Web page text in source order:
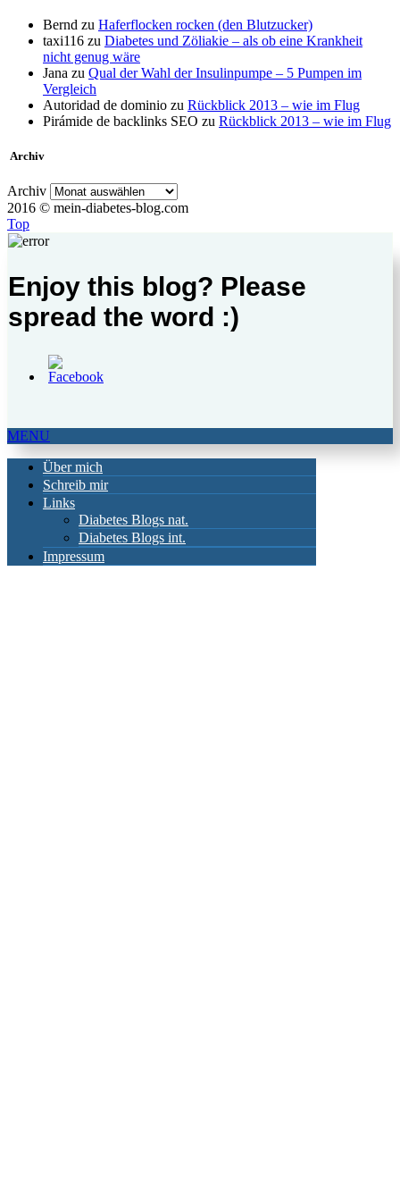
Bernd zu Haferflocken rocken (den Blutzucker)
taxi116 zu Diabetes und Zöliakie – als ob eine Krankheit
nicht genug wäre
Jana zu Qual der Wahl der Insulinpumpe – 5 Pumpen im
Vergleich
Autoridad de dominio zu Rückblick 2013 – wie im Flug
Pirámide de backlinks SEO zu Rückblick 2013 – wie im Flug
Archiv
Archiv
2016 © mein-diabetes-blog.com
Top
Enjoy this blog? Please
spread the word :)
MENU
Über mich
Schreib mir
Links
Diabetes Blogs nat.
Diabetes Blogs int.
Impressum